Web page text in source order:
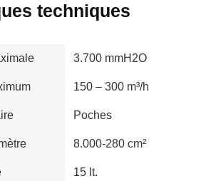
techniques
3.700 mmH2O
150 – 300 m³/h
Poches
8.000-280 cm²
15 lt.